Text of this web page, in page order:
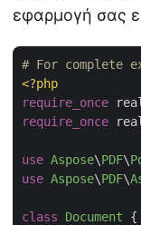
εφαρμογή σας
# For complete
<?php
require_once
require_once
use Aspose\PDF\
use Aspose\PDF\
class Document {